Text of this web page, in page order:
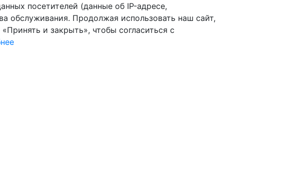
посетителей (данные об IP-адресе,
обслуживания. Продолжая использовать наш сайт,
и закрыть», чтобы согласиться с